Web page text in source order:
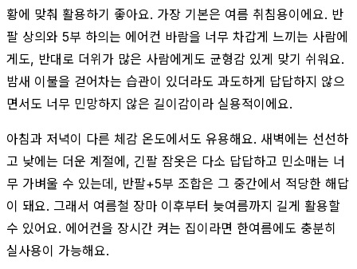
황에 맞춰 활용하기 좋아요. 가장 기본은 여름 취침용이에요. 반
팔 상의와 5부 하의는 에어컨 바람을 너무 차갑게 느끼는 사람에
게도, 반대로 더위가 많은 사람에게도 균형감 있게 맞기 쉬워요.
밤새 이불을 걷어차는 습관이 있더라도 과도하게 답답하지 않으
면서도 너무 민망하지 않은 길이감이라 실용적이에요.
아침과 저녁이 다른 체감 온도에서도 유용해요. 새벽에는 선선하
고 낮에는 더운 계절에, 긴팔 잠옷은 다소 답답하고 민소매는 너
무 가벼울 수 있는데, 반팔+5부 조합은 그 중간에서 적당한 해답
이 돼요. 그래서 여름철 장마 이후부터 늦여름까지 길게 활용할
수 있어요. 에어컨을 장시간 켜는 집이라면 한여름에도 충분히
실사용이 가능해요.